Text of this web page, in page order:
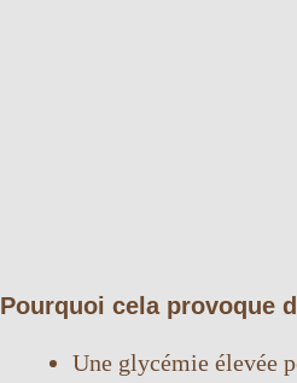
Pourquoi cela provoque
Une glycémie élevée